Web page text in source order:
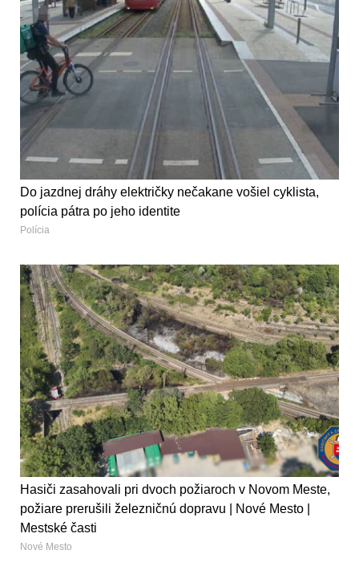
Do jazdnej dráhy električky nečakane vošiel cyklista,
polícia pátra po jeho identite
Polícia
Hasiči zasahovali pri dvoch požiaroch v Novom Meste,
požiare prerušili železničnú dopravu | Nové Mesto |
Mestské časti
Nové Mesto